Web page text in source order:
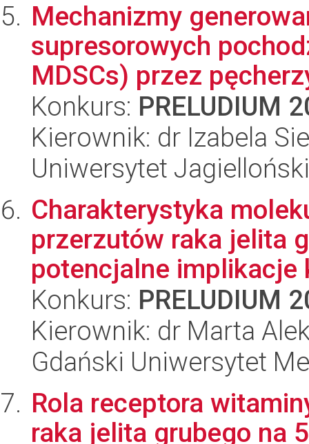
Mechanizmy
supresorowych
MDSCs) przez
Konkurs: PRELUDIUM
Kierownik: dr Izabela
Uniwersytet
Charakterystyka
przerzutów raka jelita
potencjalne implikacje
Konkurs: PRELUDIUM
Kierownik: dr Marta
Gdański Uniwersytet
Rola receptora
raka jelita grubego na